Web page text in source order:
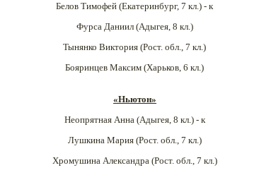
Белов Тимофей (Екатеринбург, 7 кл.) - к
Фурса Даниил (Адыгея, 8 кл.)
Тынянко Виктория (Рост. обл., 7 кл.)
Бояринцев Максим (Харьков, 6 кл.)
«Ньютон»
Неопрятная Анна (Адыгея, 8 кл.) - к
Лушкина Мария (Рост. обл., 7 кл.)
Хромушина Александра (Рост. обл., 7 кл.)